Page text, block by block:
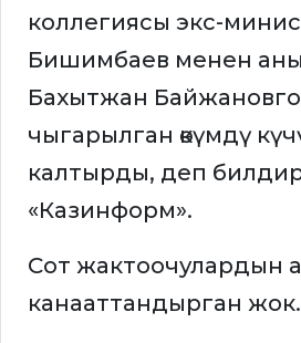
коллегиясы экс-
Бишимбаев менен
Бахытжан Байжановго
чыгарылган өкүмдү
калтырды, деп
«Казинформ».
Сот жактоочулардын
канааттандырган жок.